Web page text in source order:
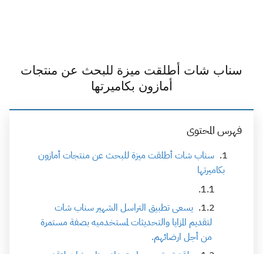
سناب شات أطلقت ميزة للبحث عن منتجات
أمازون بكاميرتها
فهرس المحتوى
سناب شات أطلقت ميزة للبحث عن منتجات أمازون
بكاميرتها
يسعى تطبيق التراسل الشهير سناب شات
لتقديم المزايا والتحديثات لمستخدميه بصفة مستمرة
من أجل ارضائهم.